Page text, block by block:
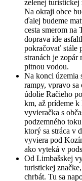
zelenej turistickej
Na okraji obce
ďalej budeme
cesta smerom
doprava ide
pokračovať stále
stranách je zopár
pitnou vodou.
Na konci územia
rampy, vpravo
údolie Račieho
km, až prídeme k
vyvieračka s
podzemného
ktorý sa stráca v
vyviera pod
ako vyteká v
Od Limbašskej
turistickej
chrbát. Tu sa